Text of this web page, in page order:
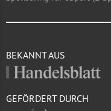
BEKANNT AUS
GEFÖRDERT DURCH